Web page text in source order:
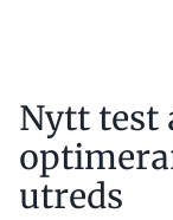
Nytt test
utreds